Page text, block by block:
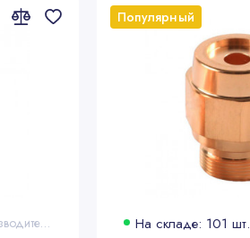
Производитель: Bystronic®
Популярный
На складе: 101 шт.